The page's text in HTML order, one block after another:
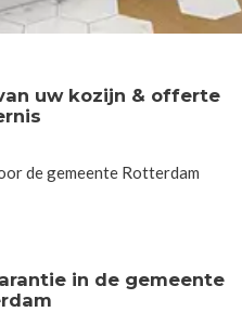
uw kozijn & offerte
de gemeente Rotterdam
in de gemeente